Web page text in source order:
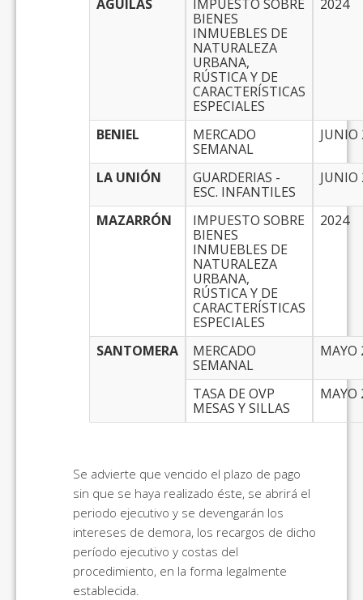
ÁGUILAS
IMPUESTO SOBRE
BIENES
INMUEBLES DE
NATURALEZA
URBANA,
RÚSTICA Y DE
CARACTERÍSTICAS
ESPECIALES
2024
BENIEL
MERCADO
SEMANAL
JUNIO
LA UNIÓN
GUARDERIAS -
ESC. INFANTILES
JUNIO
MAZARRÓN
IMPUESTO SOBRE
BIENES
INMUEBLES DE
NATURALEZA
URBANA,
RÚSTICA Y DE
CARACTERÍSTICAS
ESPECIALES
2024
SANTOMERA
MERCADO
SEMANAL
MAYO
TASA DE OVP
MESAS Y SILLAS
MAYO
Se advierte que vencido el plazo de pago
sin que se haya realizado éste, se abrirá el
periodo ejecutivo y se devengarán los
intereses de demora, los recargos de dicho
período ejecutivo y costas del
procedimiento, en la forma legalmente
establecida.